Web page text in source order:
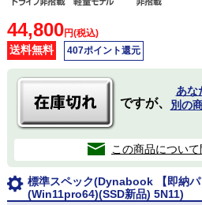
44,800円(税込)
送料無料 407ポイント還元
ですが、
あな
別の
この商品につい
標準スペック(Dynabook 【即納
(Win11pro64)(SSD新品) 5N11)